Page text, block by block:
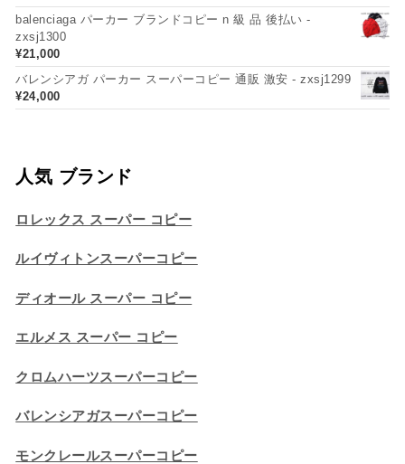
balenciaga パーカー ブランドコピー n 級 品 後払い -
zxsj1300
¥21,000
バレンシアガ パーカー スーパーコピー 通販 激安 - zxsj1299
¥24,000
人気 ブランド
ロレックス スーパー コピー
ルイヴィトンスーパーコピー
ディオール スーパー コピー
エルメス スーパー コピー
クロムハーツスーパーコピー
バレンシアガスーパーコピー
モンクレールスーパーコピー